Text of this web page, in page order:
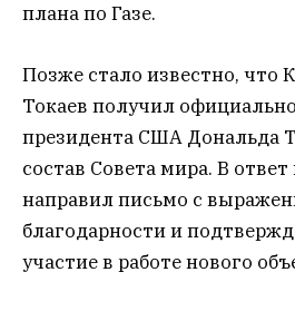
плана по Газе.
Позже стало известно,
Токаев получил
президента США Дональда
состав Совета мира. В ответ
направил письмо с
благодарности и
участие в работе нового